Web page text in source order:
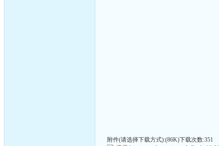
附件(请选择下载方式):(86K)下载次数:351